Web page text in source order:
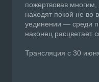
пожертвовав
находят покой не во
уединении — среди
наконец расцветает
Трансляция с 30